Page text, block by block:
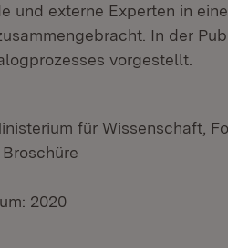
und externe Experten in
In der
vorgestellt.
für Wissenschaft,
2020